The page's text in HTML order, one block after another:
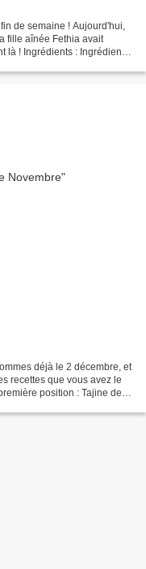
de semaine ! Aujourd'hui,
fille aînée Fethia avait
là ! Ingrédients : Ingrédients
déjà le 2 décembre, et
recettes que vous avez le
position : Tajine de